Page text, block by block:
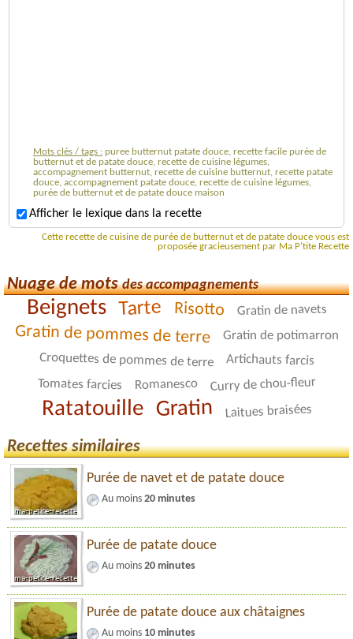
Mots clés / tags : puree butternut patate douce, recette facile purée de
butternut et de patate douce, recette de cuisine légumes,
accompagnement butternut, recette de cuisine butternut, recette patate
douce, accompagnement patate douce, recette de cuisine légumes,
purée de butternut et de patate douce maison
Afficher le lexique dans la recette
Cette recette de cuisine de purée de butternut et de patate douce vous est
proposée gracieusement par Ma P'tite Recette
Nuage de motsdes accompagnements
Beignets Tarte Risotto Gratin de navets
Gratin de pommes de terre Gratin de potimarron
Croquettes de pommes de terre Artichauts farcis
Tomates farcies Romanesco Curry de chou-fleur
Ratatouille Gratin Laitues braisées
Recettes similaires
Purée de navet et de patate douce
Au moins 20 minutes
Purée de patate douce
Au moins 20 minutes
Purée de patate douce aux châtaignes
Au moins 10 minutes